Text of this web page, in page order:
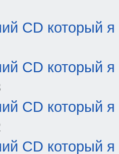
CD который я
CD который я
CD который я
CD который я